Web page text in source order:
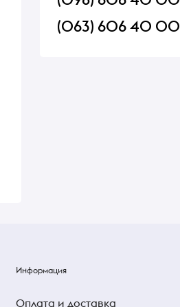
(063) 606 40 00
Информация
Оплата и доставка